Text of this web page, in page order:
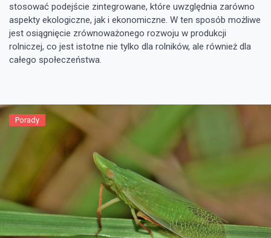
stosować podejście zintegrowane, które uwzględnia zarówno
aspekty ekologiczne, jak i ekonomiczne. W ten sposób możliwe
jest osiągnięcie zrównoważonego rozwoju w produkcji
rolniczej, co jest istotne nie tylko dla rolników, ale również dla
całego społeczeństwa.
Porady